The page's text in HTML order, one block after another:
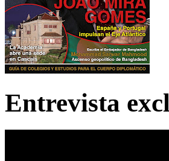
Entrevista